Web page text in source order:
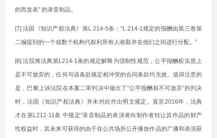
的而发表” 的录音制品。
[7] 法国《知识产权法典》第L.214-5条：“L.214-1规定的报酬由第三卷第
二编提到的一个或数个机构代权利所有人收取并在他们之间进行分配。”
[8] 法院将法典第L214-1条的规定解释为强制性规范，公平报酬权实质上
是不可放弃的，任何与该条款规定相冲突的合同条款均无效。值得注意的
是，巴黎上诉法院在本案二审判决中做出了“公平报酬权不可放弃”的判决
时，法国《知识产权法典》并未对此作出明文规定。直至2016年，法典
才在第L212-11条 中规定“录音制品的表演者向制作者转让其作品的财产
性权益时，其未来可获得的由于在公共场所公开播放作品的广播和表演获